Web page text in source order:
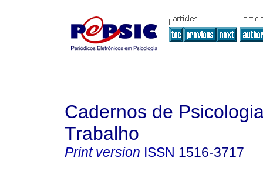
Cadernos de
Trabalho
Print version ISSN 1516-3717